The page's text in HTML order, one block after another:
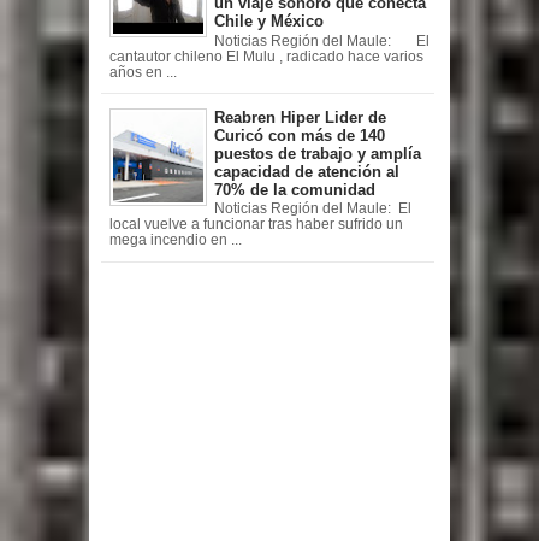
Chile y México
Noticias Región del Maule: El
cantautor chileno El Mulu , radicado hace varios
años en ...
Reabren Hiper Lider de
Curicó con más de 140
puestos de trabajo y amplía
capacidad de atención al
70% de la comunidad
Noticias Región del Maule: El
local vuelve a funcionar tras haber sufrido un
mega incendio en ...